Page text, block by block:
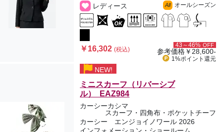
レディース
All オールシーズン
￥16,302(税込)
43～46% OFF
参考価格￥28,600-
1%ポイント 還元
NEW!
ミニスカーフ（リバーシブ
ル） EAZ984
カーシーカシマ
スカーフ・四角布・ポケットチーフ
カーシー エンジョイノワール 2026